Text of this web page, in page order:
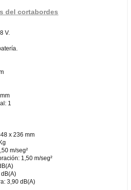
del cortabordes
V.
1
x 236 mm
m/seg²
1,50 m/seg²
3,90 dB(A)